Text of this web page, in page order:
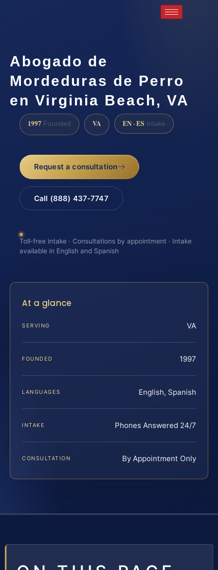
Abogado de
Mordeduras de Perro
en Virginia Beach, VA
1997 Founded VA EN · ES Intake
Request a consultation
Call (888) 437-7747
Toll-free intake · Consultations by appointment · Intake
available in English and Spanish
At a glance
SERVING VA
FOUNDED 1997
LANGUAGES English, Spanish
INTAKE Phones Answered 24/7
CONSULTATION By Appointment Only